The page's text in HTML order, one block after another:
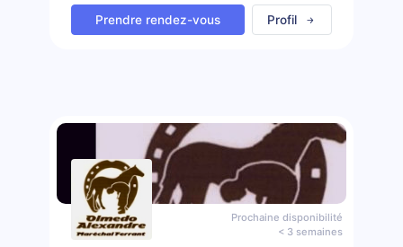
Prendre rendez-vous Profil
Prochaine disponibilité
< 3 semaines